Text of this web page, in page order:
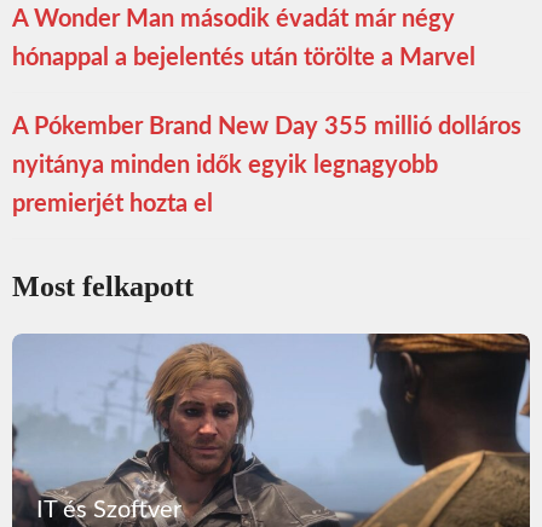
A Wonder Man második évadát már négy
hónappal a bejelentés után törölte a Marvel
A Pókember Brand New Day 355 millió dolláros
nyitánya minden idők egyik legnagyobb
premierjét hozta el
Most felkapott
IT és Szoftver